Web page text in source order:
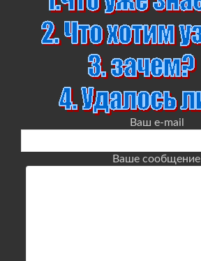
Ваш e-mail
Ваше сообщение